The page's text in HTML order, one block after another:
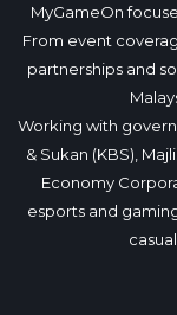
MyGameOn
From event
partnerships and
Working with
& Sukan (KBS),
Economy
esports and